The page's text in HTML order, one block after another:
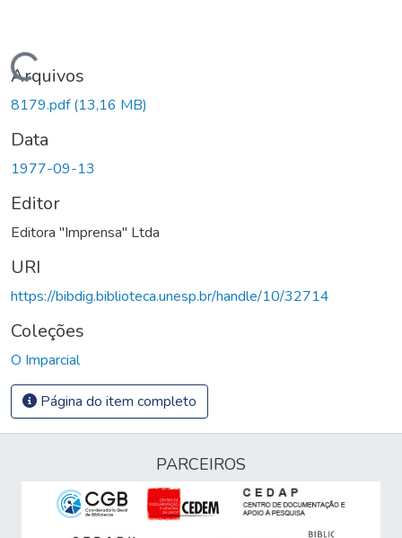
Carregando...
Arquivos
8179.pdf(13,16 MB)
Data
1977-09-13
Editor
Editora "Imprensa" Ltda
URI
https://bibdig.biblioteca.unesp.br/handle/10/32714
Coleções
O Imparcial
Página do item completo
PARCEIROS